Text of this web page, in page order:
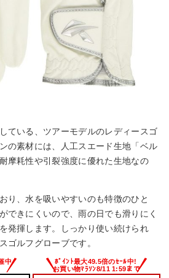
ている、ツアーモデルのレディースゴ
の素材には、人工スエード生地「ベル
摩耗性や引裂強度に優れた生地なの
り、水を吸いやすいのも特徴のひと
できにくいので、雨の日でも滑りにく
発揮します。しっかり使い続けられ
ゴルフグローブです。